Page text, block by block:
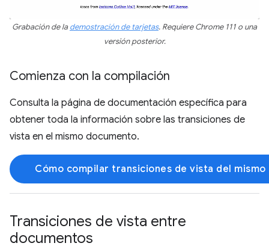
Grabación de lademostración de tarjetas. Requiere Chrome 111 o una
versión posterior.
Comienza con la compilación
Consulta la página de documentación específica para
obtener toda la información sobre las transiciones de
vista en el mismo documento.
Cómo compilar transiciones de vista del
Transiciones de vista entre
documentos